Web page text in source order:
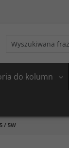
do kolumn
/ 5W